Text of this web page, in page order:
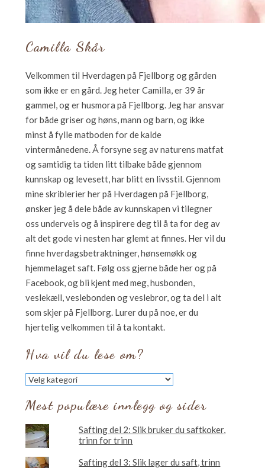
Camilla Skår
Velkommen til Hverdagen på Fjellborg og gården
som ikke er en gård. Jeg heter Camilla, er 39 år
gammel, og er husmora på Fjellborg. Jeg har ansvar
for både griser og høns, mann og barn, og ikke
minst å fylle matboden for de kalde
vintermånedene. Å forsyne seg av naturens matfat
og samtidig ta tiden litt tilbake både gjennom
kunnskap og levesett, har blitt en livsstil. Gjennom
mine skriblerier her på Hverdagen på Fjellborg,
ønsker jeg å dele både av kunnskapen vi tilegner
oss underveis og å inspirere deg til å ta for deg av
alt det gode vi nesten har glemt at finnes. Her vil du
finne hverdagsbetraktninger, hønsemøkk og
hjemmelaget saft. Følg oss gjerne både her og på
Facebook, og bli kjent med meg, husbonden,
veslekæll, veslebonden og veslebror, og ta del i alt
som skjer på Fjellborg. Lurer du på noe, er du
hjertelig velkommen til å ta kontakt.
Hva vil du lese om?
Hva
vil
du
lese
Mest populære innlegg og sider
Safting del 2: Slik bruker du saftkoker,
trinn for trinn
Safting del 3: Slik lager du saft, trinn